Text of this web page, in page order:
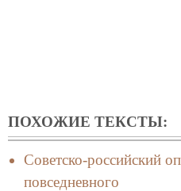
ПОХОЖИЕ ТЕКСТЫ:
Советско-российский
повседневного